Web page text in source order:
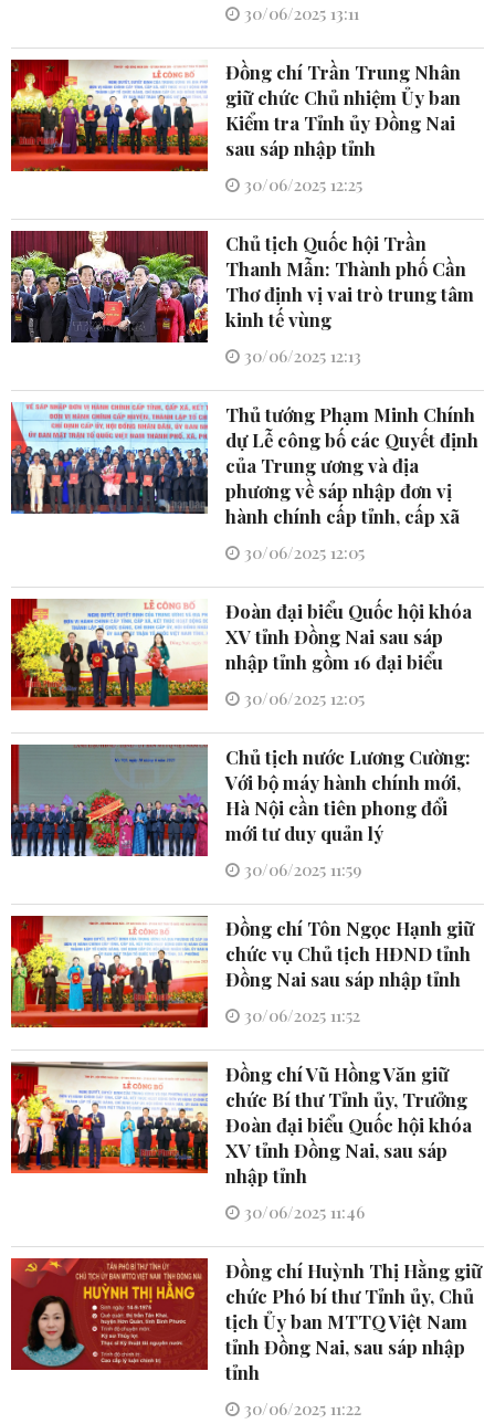
30/06/2025 13:11
Đồng chí Trần Trung Nhân
giữ chức Chủ nhiệm Ủy ban
Kiểm tra Tỉnh ủy Đồng Nai
sau sáp nhập tỉnh
30/06/2025 12:25
Chủ tịch Quốc hội Trần
Thanh Mẫn: Thành phố Cần
Thơ định vị vai trò trung tâm
kinh tế vùng
30/06/2025 12:13
Thủ tướng Phạm Minh Chính
dự Lễ công bố các Quyết định
của Trung ương và địa
phương về sáp nhập đơn vị
hành chính cấp tỉnh, cấp xã
30/06/2025 12:05
Đoàn đại biểu Quốc hội khóa
XV tỉnh Đồng Nai sau sáp
nhập tỉnh gồm 16 đại biểu
30/06/2025 12:05
Chủ tịch nước Lương Cường:
Với bộ máy hành chính mới,
Hà Nội cần tiên phong đổi
mới tư duy quản lý
30/06/2025 11:59
Đồng chí Tôn Ngọc Hạnh giữ
chức vụ Chủ tịch HĐND tỉnh
Đồng Nai sau sáp nhập tỉnh
30/06/2025 11:52
Đồng chí Vũ Hồng Văn giữ
chức Bí thư Tỉnh ủy, Trưởng
Đoàn đại biểu Quốc hội khóa
XV tỉnh Đồng Nai, sau sáp
nhập tỉnh
30/06/2025 11:46
Đồng chí Huỳnh Thị Hằng giữ
chức Phó bí thư Tỉnh ủy, Chủ
tịch Ủy ban MTTQ Việt Nam
tỉnh Đồng Nai, sau sáp nhập
tỉnh
30/06/2025 11:22